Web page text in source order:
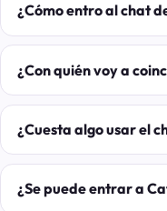
¿Cómo entro al chat
¿Con quién voy a
¿Cuesta algo usar el
¿Se puede entrar a